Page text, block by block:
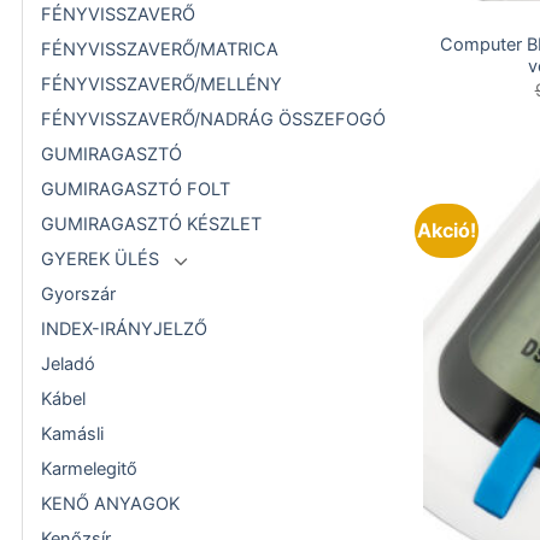
FÉNYVISSZAVERŐ
FÉNYVISSZAVERŐ/MATRICA
FÉNYVISSZAVERŐ/MELLÉNY
FÉNYVISSZAVERŐ/NADRÁG ÖSSZEFOGÓ
GUMIRAGASZTÓ
GUMIRAGASZTÓ FOLT
GUMIRAGASZTÓ KÉSZLET
GYEREK ÜLÉS
Gyorszár
INDEX-IRÁNYJELZŐ
Jeladó
Kábel
Kamásli
Karmelegitő
KENŐ ANYAGOK
Computer
Akció!